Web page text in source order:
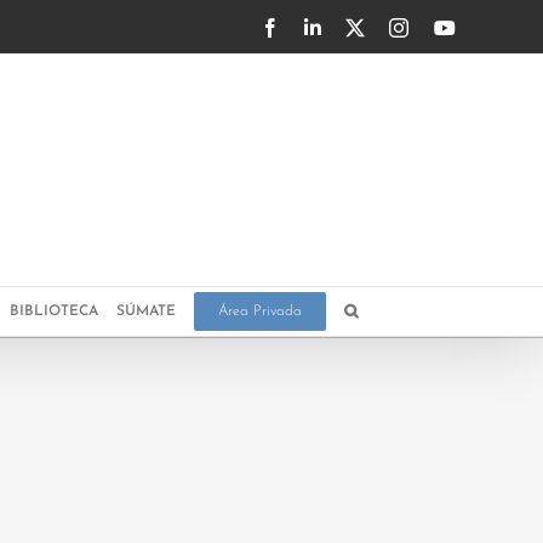
FacebookLinkedIn InstagramYouTube
BIBLIOTECA SÚMATE Área Privada